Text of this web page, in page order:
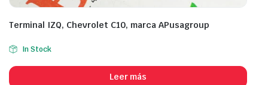
Terminal IZQ, Chevrolet C10, marca APusagroup
In Stock
Leer más